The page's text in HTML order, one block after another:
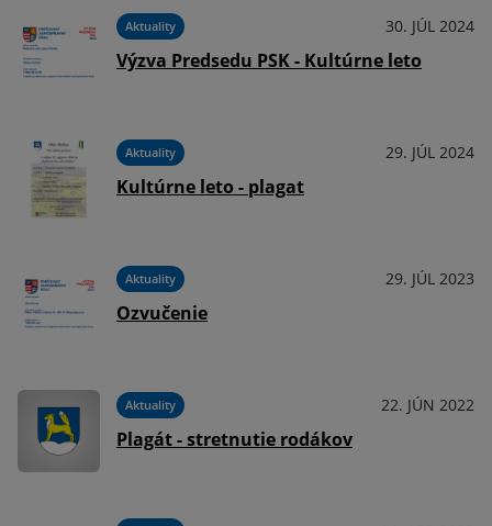
Aktuality 30. JÚL 2024
Výzva Predsedu PSK - Kultúrne leto
Aktuality 29. JÚL 2024
Kultúrne leto - plagat
Aktuality 29. JÚL 2023
Ozvučenie
Aktuality 22. JÚN 2022
Plagát - stretnutie rodákov